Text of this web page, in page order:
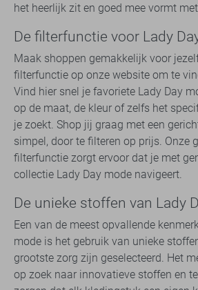
het heerlijk zit en goed mee vormt
De filterfunctie voor Lady
Maak shoppen gemakkelijk voor
filterfunctie op onze website om te
Vind hier snel je favoriete Lady Day
op de maat, de kleur of zelfs het
je zoekt. Shop jij graag met een
simpel, door te filteren op prijs. Onze
filterfunctie zorgt ervoor dat je met
collectie Lady Day mode navigeert.
De unieke stoffen van Lady
Een van de meest opvallende
mode is het gebruik van unieke
grootste zorg zijn geselecteerd. Het
op zoek naar innovatieve stoffen en